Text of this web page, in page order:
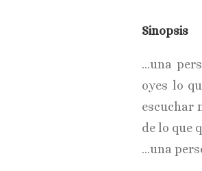
Sinopsis
…una
oyes lo
escuchar
de lo que
…una